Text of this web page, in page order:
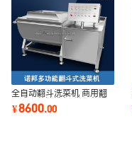
全自动翻斗洗菜机 商用翻
斗式果蔬清洗机 卷心菜涡
流清洗机
¥8600.00